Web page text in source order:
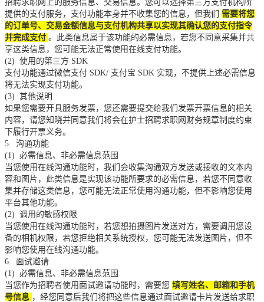
招聘求职网上的服务信息、交易信息。您可以选择第三方支付机构所
提供的支付服务，支付功能本身并不收集您的信息，但我们
需要将您
的订单号、交易金额信息与支付机构共享以实现其确认您的支付指令
并完成支付 。此类信息属于该功能的必需信息，若您不同意采集并共
享这类信息，您可能无法正常使用在线支付功能。
(2) 使用的第三方 SDK
支付功能通过微信支付 SDK/ 支付宝 SDK 实现，不提供上述必需信息
将无法实现支付功能。
(3) 其他说明
如果您需要开具服务发票，您还需要提交给我们发票开票信息的相关
内容，请您知晓并同意我们将会在护士招聘求职网财务规章制度约束
下履行开票义务。
5. 沟通功能
(1) 必需信息、非必需信息范围
当您使用在线沟通功能时，我们会收集沟通双方发送或接收的文本内
容和图片，此类信息是实现该功能所要求的必需信息，若您不同意收
集并存储这类信息，您可能无法正常使用沟通功能，但不影响您使用
平台其他功能。
(2) 调用的敏感权限
当您使用在线沟通功能时，若您想拍摄图片发送对方，需要调用您设
备的相机权限，若您拒绝相关系统授权，您可能无法发送图片，但不
影响您使用在线沟通功能。
6.
面试邀请
(1) 必需信息、非必需信息范围
当您作为招聘者使用面试邀请功能时，需要您 填写姓名、邮箱和手机
号信息 ，经您同意后我们将把这些信息通过面试邀请卡片发送给求职